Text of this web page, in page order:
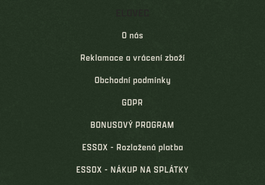
O nás
Reklamace a vrácení zboží
Obchodní podmínky
GDPR
BONUSOVÝ PROGRAM
ESSOX - Rozložená platba
ESSOX - NÁKUP NA SPLÁTKY